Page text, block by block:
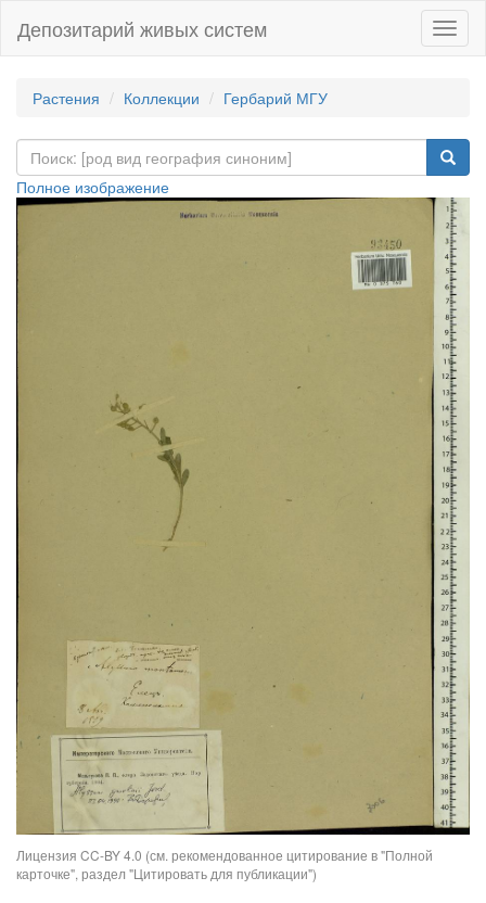
Депозитарий живых систем
Растения Коллекции Гербарий МГУ
Полное изображение
Лицензия CC-BY 4.0 (см. рекомендованное цитирование в "Полной
карточке", раздел "Цитировать для публикации")